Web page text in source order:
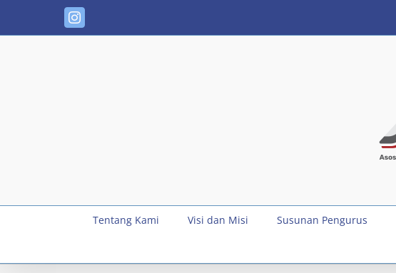
Instagram
Tentang Kami Visi dan Misi Susunan Pengurus